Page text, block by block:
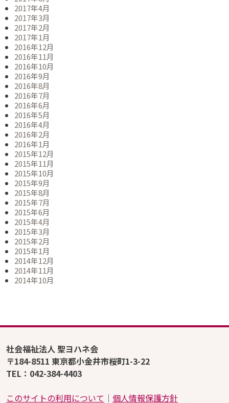
2017年4月
2017年3月
2017年2月
2017年1月
2016年12月
2016年11月
2016年10月
2016年9月
2016年8月
2016年7月
2016年6月
2016年5月
2016年4月
2016年2月
2016年1月
2015年12月
2015年11月
2015年10月
2015年9月
2015年8月
2015年7月
2015年6月
2015年4月
2015年3月
2015年2月
2015年1月
2014年12月
2014年11月
2014年10月
社会福祉法人 聖ヨハネ会
〒184-8511 東京都小金井市桜町1-3-22
TEL：042-384-4403
このサイトの利用について │ 個人情報保護方針